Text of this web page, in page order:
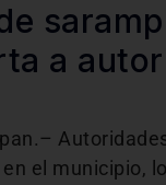
a
.–
en el municipio,